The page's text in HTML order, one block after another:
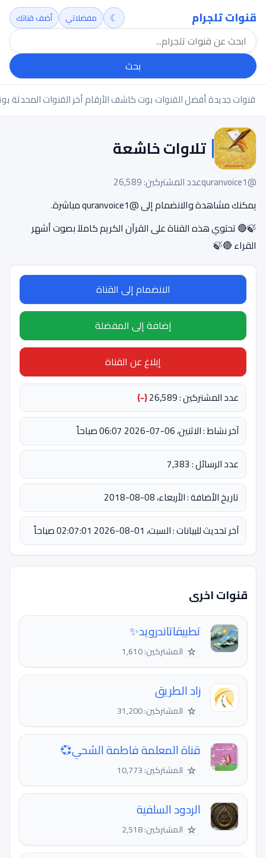
قنوات تلجرام
بحث
☾ مفضلاتي أضف قناتك
قنوات جديدةأفضل القنواتبوت كاشف الأرقامأخر القنوات المحدثة
تلاوات خاشعة
@quranvoice1
عدد المشتركين: 26,589
يمكنك مشاهدة والانضمام إلى @quranvoice1 مباشرة.
🍃🔴 تحتوي هذه القناة على القرآن الكريم كاملآ بصوت أشهر
القراء 🔴🍃
الانضمام إلى القناة
إضافة إلى المفضلة
إبلاغ عن القناة
عدد المشتركين : 26,589
(-)
آخر نشاط : الاثنين، 06-07-2026 06:07 صباحاً
عدد الرسائل : 7,383
تاريخ الأضافة : الأربعاء، 08-08-2018
آخر تحديث للبيانات : السبت، 01-08-2026 02:07:01 صباحاً
قنوات اخرى
تطبيقاتاندرويد✨
☆ المشتركين: 1,610
زاد الطريق
☆ المشتركين: 31,200
قناة المعلمة فاطمة الشحي💞
☆ المشتركين: 10,773
الردود السلفية
☆ المشتركين: 2,518